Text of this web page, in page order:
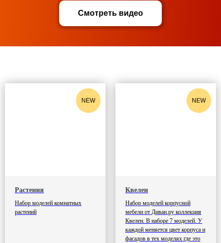
Смотреть видео
NEW
Растения
Набор моделей комнатных
растений
NEW
Квелен
Набор моделей корпусной
мебели от Диван.ру коллекция
Квелен. В наборе 7 моделей. У
каждой меняется цвет корпуса и
фасадов в тех моделях где это